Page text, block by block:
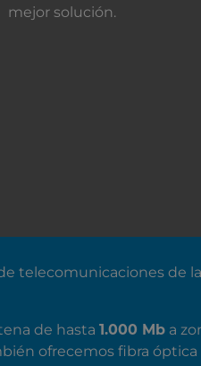
mejor solución.
telecomunicaciones de
de hasta 1.000 Mb a
ofrecemos fibra óptica